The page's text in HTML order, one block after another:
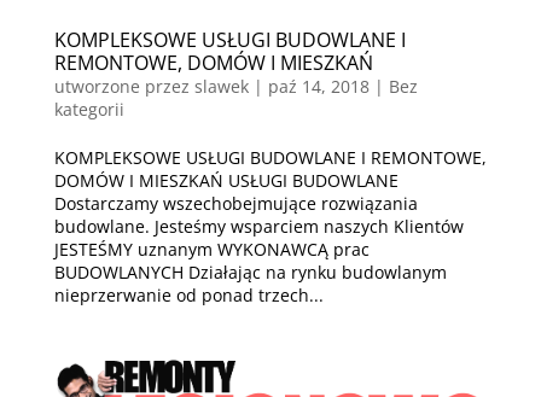
KOMPLEKSOWE USŁUGI BUDOWLANE I
REMONTOWE, DOMÓW I MIESZKAŃ
utworzone przez slawek| paź 14, 2018| Bez
kategorii
KOMPLEKSOWE USŁUGI BUDOWLANE I REMONTOWE,
DOMÓW I MIESZKAŃ USŁUGI BUDOWLANE
Dostarczamy wszechobejmujące rozwiązania
budowlane. Jesteśmy wsparciem naszych Klientów
JESTEŚMY uznanym WYKONAWCĄ prac
BUDOWLANYCH Działając na rynku budowlanym
nieprzerwanie od ponad trzech...